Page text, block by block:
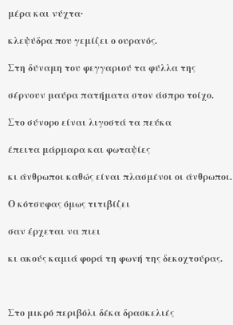
μέρα και νύχτα∙
κλεψύδρα που γεμίζει ο ουρανός.
Στη δύναμη του φεγγαριού τα φύλλα της
σέρνουν μαύρα πατήματα στον άσπρο τοίχο.
Στο σύνορο είναι λιγοστά τα πεύκα
έπειτα μάρμαρα και φωταψίες
κι άνθρωποι καθώς είναι πλασμένοι οι άνθρωποι.
Ο κότσυφας όμως τιτιβίζει
σαν έρχεται να πιει
κι ακούς καμιά φορά τη φωνή της δεκοχτούρας.
Στο μικρό περιβόλι δέκα δρασκελιές